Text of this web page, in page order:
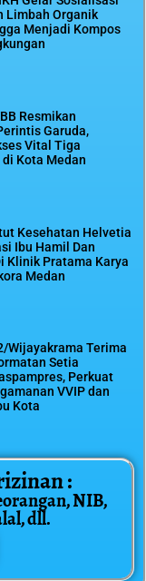
Limbah Organik
Menjadi Kompos
Resmikan
Garuda,
Vital Tiga
Kota Medan
Kesehatan Helvetia
Ibu Hamil Dan
Klinik Pratama Karya
Medan
Wijayakrama Terima
Setia
Perkuat
VVIP dan
Kota
:
NIB,
dll.